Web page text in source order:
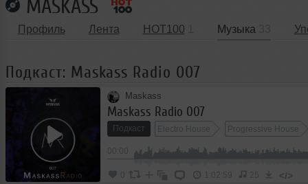
MASKASS
Профиль Лента HOT100 Музыка
Подкаст: Maskass Radio 007
Maskass
Maskass Radio 007
Подкаст Electro House Progressive House
1:02:59 25 </>